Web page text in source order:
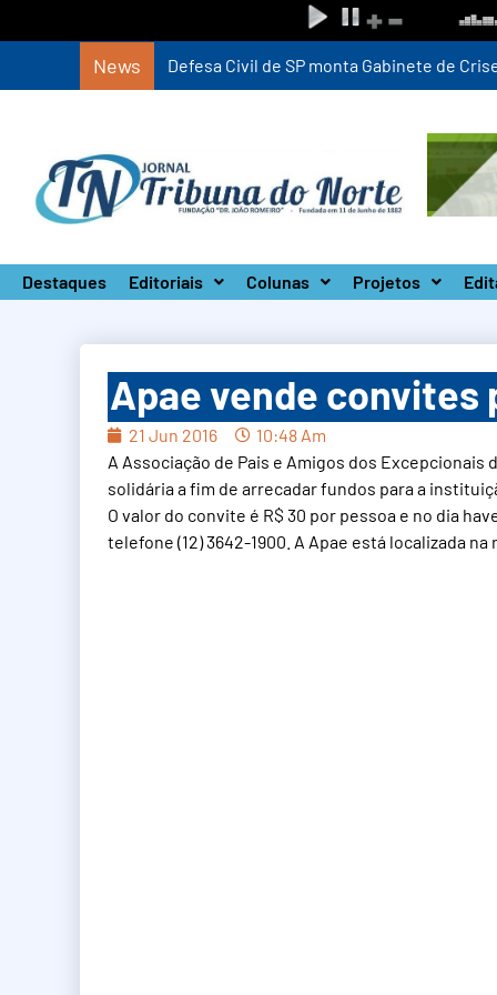
News Defesa Civil de SP monta Gabinete de
Destaques Editoriais Colunas Projetos
Apae vende convites
21 Jun 2016
10:48 Am
A Associação de Pais e Amigos dos
solidária a fim de arrecadar fundos para a
O valor do convite é R$ 30 por pessoa e no dia
telefone (12) 3642-1900. A Apae está localizada na